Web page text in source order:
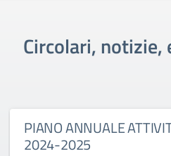
Circolari,
PIANO ANNUALE
2024-2025